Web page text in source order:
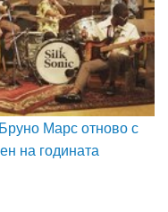
Бруно Марс отново с
на годината